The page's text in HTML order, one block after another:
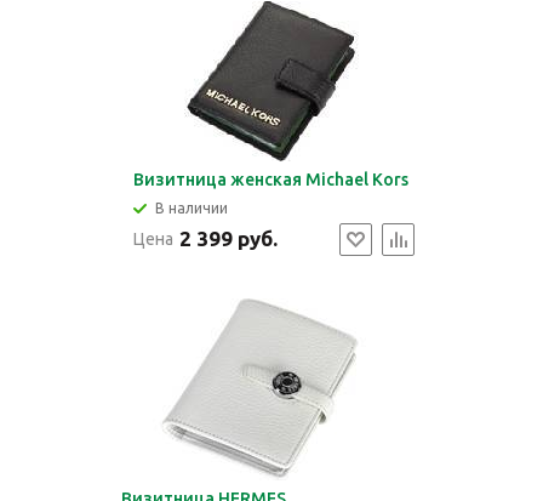
Визитница женская Michael Kors
В наличии
Цена 2 399 руб.